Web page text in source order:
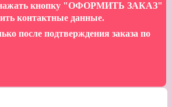
нажать кнопку "ОФОРМИТЬ ЗАКАЗ"
контактные данные.
после подтверждения заказа по